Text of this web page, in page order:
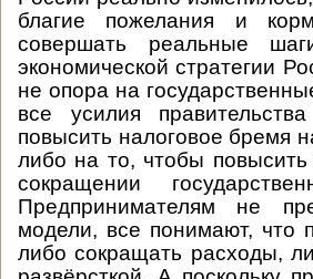
благие пожелания и
совершать реальные
экономической стратегии
не опора на
все усилия
повысить налоговое бремя
либо на то, чтобы
сокращении
Предпринимателям не
модели, все понимают, что
либо сокращать расходы,